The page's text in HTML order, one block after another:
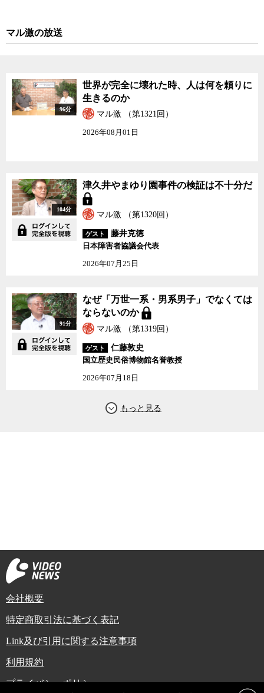
マル激の放送
96分
世界が完全に壊れた時、人は何を頼りに
生きるのか
マル激 （第1321回）
2026年08月01日
104分
津久井やまゆり園事件の検証は不十分だ
マル激 （第1320回）
ゲスト
藤井克徳
日本障害者協議会代表
2026年07月25日
91分
なぜ「万世一系・男系男子」でなくては
ならないのか
マル激 （第1319回）
ゲスト
仁藤敦史
国立歴史民俗博物館名誉教授
2026年07月18日
会社概要
特定商取引法に基づく表記
Link及び引用に関する注意事項
利用規約
プライバシーポリシー